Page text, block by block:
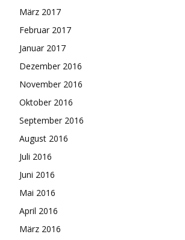
März 2017
Februar 2017
Januar 2017
Dezember 2016
November 2016
Oktober 2016
September 2016
August 2016
Juli 2016
Juni 2016
Mai 2016
April 2016
März 2016